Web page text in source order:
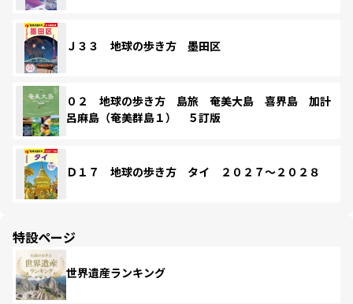
Ｊ３３ 地球の歩き方 墨田区
０２ 地球の歩き方 島旅 奄美大島 喜界島 加計
呂麻島（奄美群島１） ５訂版
Ｄ１７ 地球の歩き方 タイ ２０２７～２０２８
特設ページ
世界遺産ランキング